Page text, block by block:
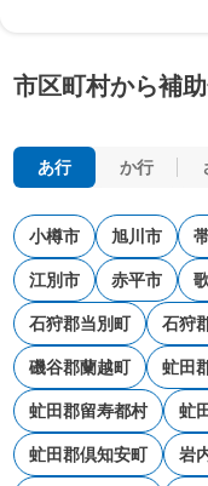
市区町村から補
あ行 か行
小樽市 旭川市
江別市 赤平市
石狩郡当別町 石狩
磯谷郡蘭越町 虻田
虻田郡留寿都村 虻
虻田郡倶知安町 岩